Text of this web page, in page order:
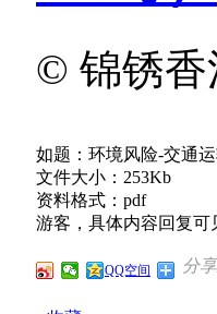
© 锦锈香
如题：环境风险-交通
文件大小：253Kb
资料格式：pdf
游客，具体内容回复可
分
QQ空间